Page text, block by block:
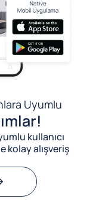
Uyumlu
kullanıcı
kolay alışveriş